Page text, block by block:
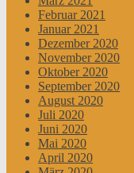
Februar 2021
Januar 2021
Dezember 2020
November 2020
Oktober 2020
September 2020
August 2020
Juli 2020
Juni 2020
Mai 2020
April 2020